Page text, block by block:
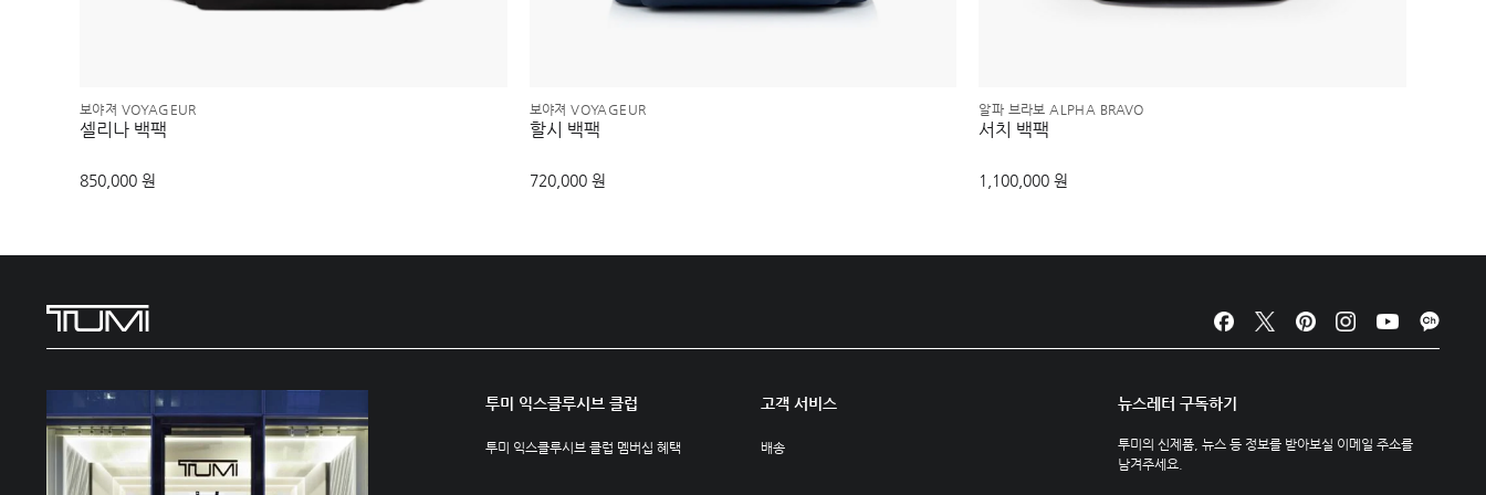
보야져 VOYAGEUR
셀리나 백팩
850,000 원
보야져 VOYAGEUR
할시 백팩
720,000 원
알파 브라보 ALPHA BRAVO
서치 백팩
1,100,000 원
투미 익스클루시브 클럽
투미 익스클루시브 클럽 멤버십 혜택
고객 서비스
배송
뉴스레터 구독하기
투미의 신제품, 뉴스 등 정보를 받아보실 이메일 주소를
남겨주세요.